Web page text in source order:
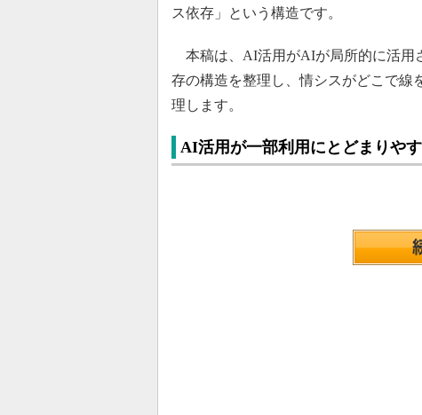
ス依存」という構造です。
本稿は、AI活用がAIが局所的に活用
存の構造を整理し、情シスがどこで
理します。
AI活用が一部利用にとどまりや